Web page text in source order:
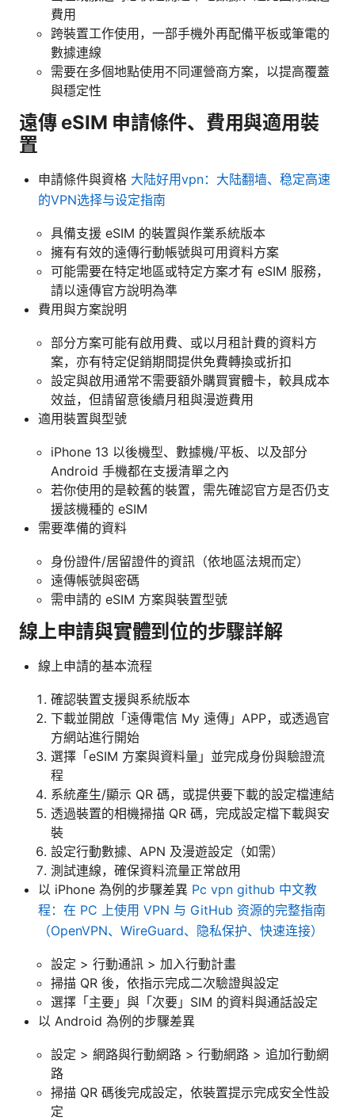
費用
跨裝置工作使用，一部手機外再配備平板或筆電的
數據連線
需要在多個地點使用不同運營商方案，以提高覆蓋
與穩定性
遠傳 eSIM 申請條件、費用與適用裝
置
申請條件與資格 大陆好用vpn：大陆翻墙、稳定高速
的VPN选择与设定指南
具備支援 eSIM 的裝置與作業系統版本
擁有有效的遠傳行動帳號與可用資料方案
可能需要在特定地區或特定方案才有 eSIM 服務，
請以遠傳官方說明為準
費用與方案說明
部分方案可能有啟用費、或以月租計費的資料方
案，亦有特定促銷期間提供免費轉換或折扣
設定與啟用通常不需要額外購買實體卡，較具成本
效益，但請留意後續月租與漫遊費用
適用裝置與型號
iPhone 13 以後機型、數據機/平板、以及部分
Android 手機都在支援清單之內
若你使用的是較舊的裝置，需先確認官方是否仍支
援該機種的 eSIM
需要準備的資料
身份證件/居留證件的資訊（依地區法規而定）
遠傳帳號與密碼
需申請的 eSIM 方案與裝置型號
線上申請與實體到位的步驟詳解
線上申請的基本流程
確認裝置支援與系統版本
下載並開啟「遠傳電信 My 遠傳」APP，或透過官
方網站進行開始
選擇「eSIM 方案與資料量」並完成身份與驗證流
程
系統產生/顯示 QR 碼，或提供要下載的設定檔連結
透過裝置的相機掃描 QR 碼，完成設定檔下載與安
裝
設定行動數據、APN 及漫遊設定（如需）
測試連線，確保資料流量正常啟用
以 iPhone 為例的步驟差異 Pc vpn github 中文教
程：在 PC 上使用 VPN 与 GitHub 资源的完整指南
（OpenVPN、WireGuard、隐私保护、快速连接）
設定 > 行動通訊 > 加入行動計畫
掃描 QR 後，依指示完成二次驗證與設定
選擇「主要」與「次要」SIM 的資料與通話設定
以 Android 為例的步驟差異
設定 > 網路與行動網路 > 行動網路 > 追加行動網
路
掃描 QR 碼後完成設定，依裝置提示完成安全性設
定